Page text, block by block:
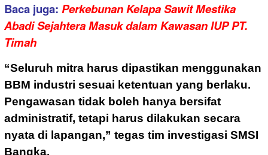
Baca juga: Perkebunan Kelapa Sawit Mestika
Abadi Sejahtera Masuk dalam Kawasan IUP PT.
Timah
“Seluruh mitra harus dipastikan menggunakan
BBM industri sesuai ketentuan yang berlaku.
Pengawasan tidak boleh hanya bersifat
administratif, tetapi harus dilakukan secara
nyata di lapangan,” tegas tim investigasi SMSI
Bangka.